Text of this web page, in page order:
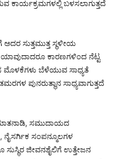
ಕಾರ್ಯಕ್ರಮಗಳಲ್ಲಿ ಬಳಸಲಾಗುತ್ತದೆ
ಸುತ್ತಮುತ್ತ ಸ್ಥಳೀಯ
ಯಾವುದಾದರೂ ಕಾರಣಗಳಿಂದ ನೆಟ್ಟ
ಬೆಳೆಯುವ ಸಾಧ್ಯತೆ
ಪುನರುತ್ಥಾನ ಸಾಧ್ಯವಾಗುತ್ತದೆ
ಸಮುದಾಯದ
ನೈಸರ್ಗಿಕ ಸಂಪನ್ಮೂಲಗಳ
ಸುಸ್ಥಿರ ಜೀವನಶೈಲಿಗೆ ಉತ್ತೇಜನ